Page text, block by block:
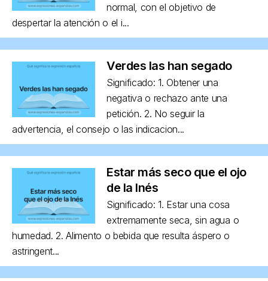
normal, con el objetivo de
despertar la atención o el i...
Verdes las han segado
Significado: 1. Obtener una
negativa o rechazo ante una
petición. 2. No seguir la
advertencia, el consejo o las indicacion...
Estar más seco que el ojo
de la Inés
Significado: 1. Estar una cosa
extremamente seca, sin agua o
humedad. 2. Alimento o bebida que resulta áspero o
astringent...